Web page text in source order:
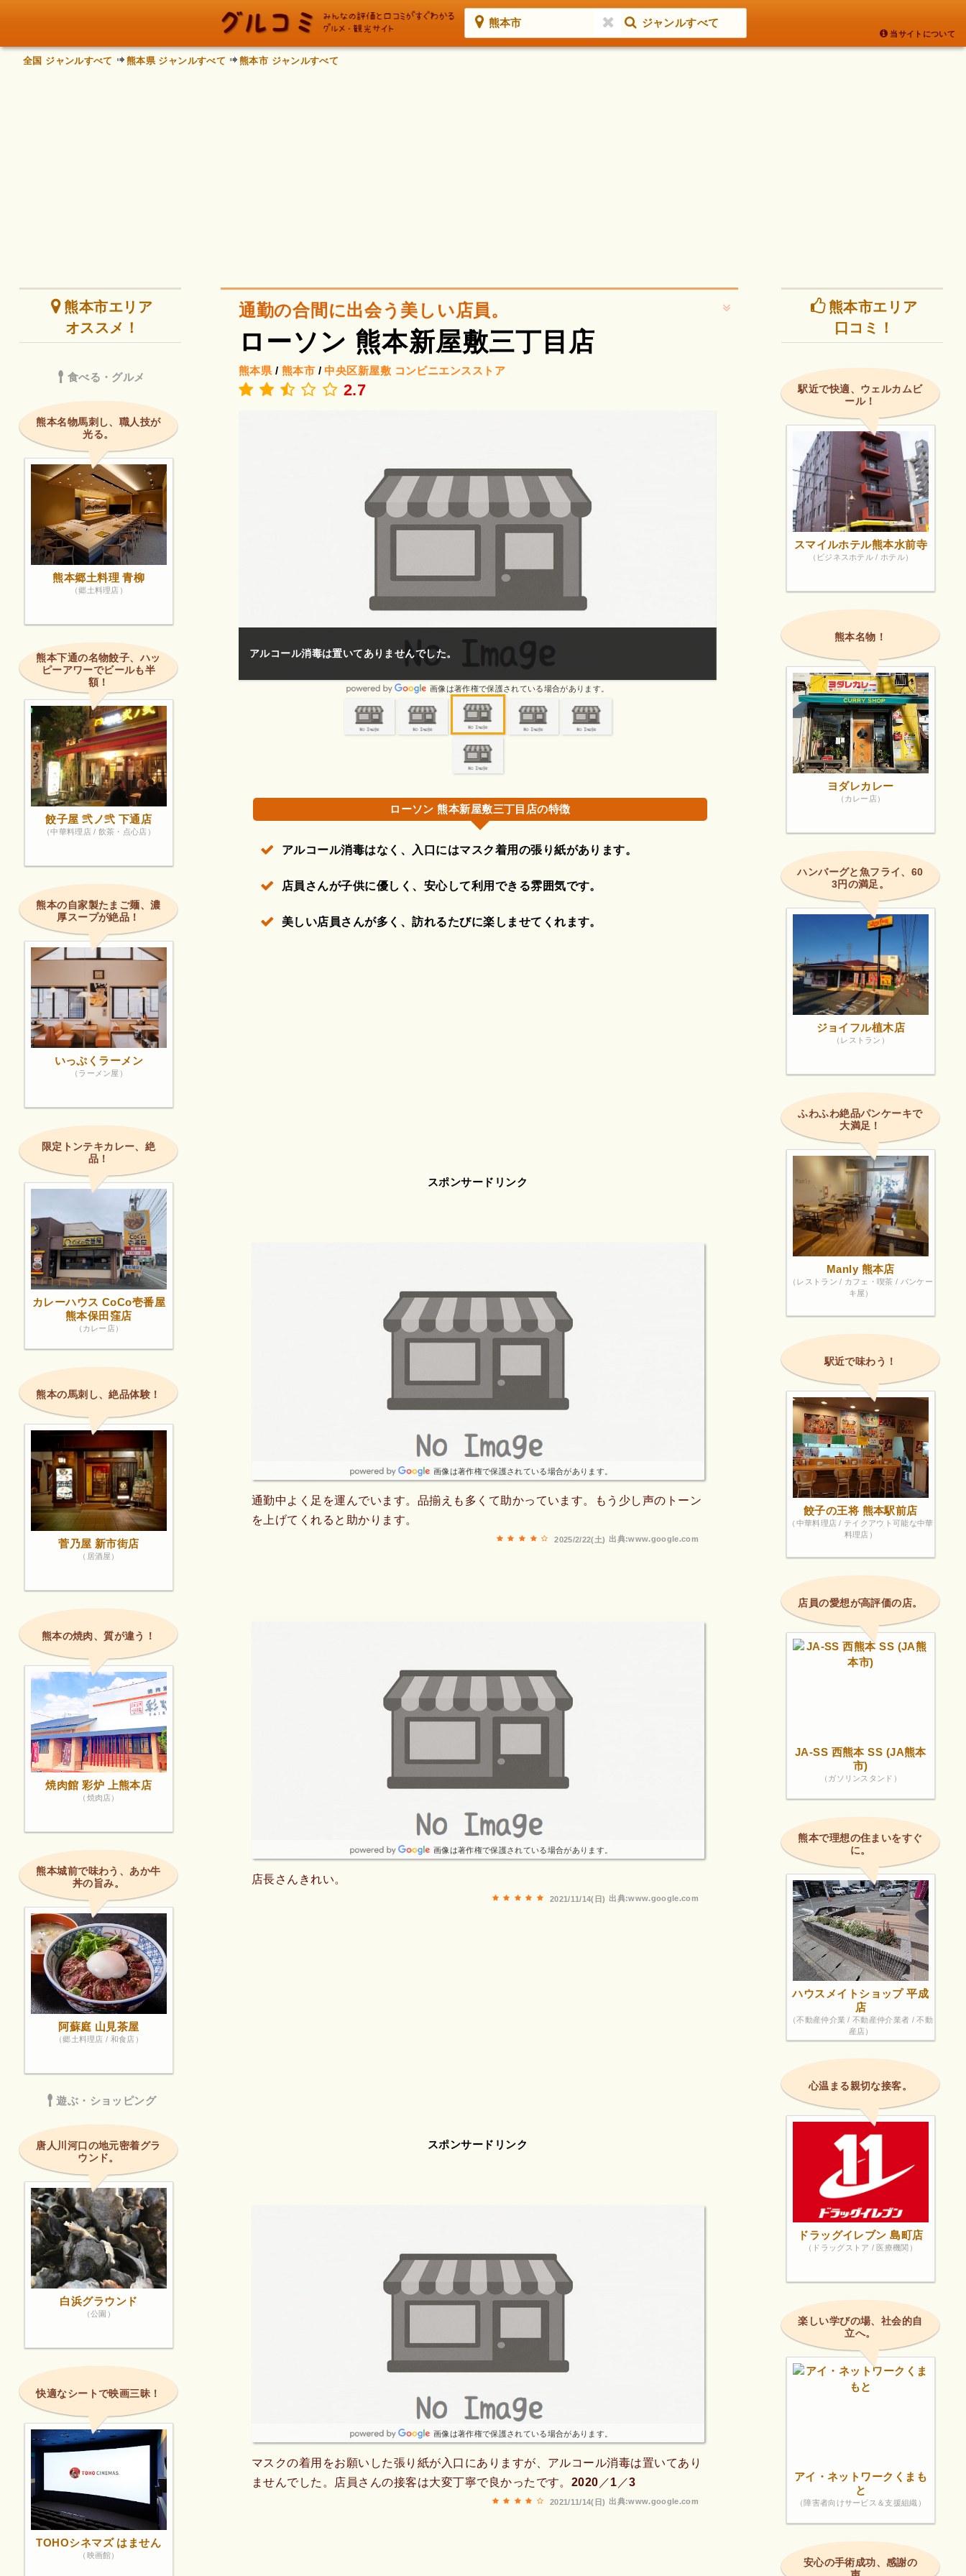
熊本市 ジャンルすべて
当サイトについて
全国 ジャンルすべて 熊本県 ジャンルすべて 熊本市 ジャンルすべて
通勤の合間に出会う美しい店員。
ローソン 熊本新屋敷三丁目店
熊本県 / 熊本市 /中央区新屋敷 コンビニエンスストア
2.7
保護されている場合があります。
アルコール消毒は置いてありませんでした。
画像は著作権で保護されている場合があります。
店員さんが子供に優しくしてくれた。
画像は著作権
ローソン 熊本新屋敷三丁目店の特徴
アルコール消毒はなく、入口にはマスク着用の張り紙があります。
店員さんが子供に優しく、安心して利用できる雰囲気です。
美しい店員さんが多く、訪れるたびに楽しませてくれます。
スポンサードリンク
画像は著作権で保護されている場合があります。
通勤中よく足を運んでいます。品揃えも多くて助かっています。もう少し声のトーン
を上げてくれると助かります。
出典:www.google.com
2025/2/22(土)
画像は著作権で保護されている場合があります。
店長さんきれい。
出典:www.google.com
2021/11/14(日)
スポンサードリンク
画像は著作権で保護されている場合があります。
マスクの着用をお願いした張り紙が入口にありますが、アルコール消毒は置いてあり
ませんでした。店員さんの接客は大変丁寧で良かったです。2020／1／3
出典:www.google.com
2021/11/14(日)
熊本市エリア
オススメ！
食べる・グルメ
熊本名物馬刺し、職人技が
光る。
熊本郷土料理 青柳
（郷土料理店）
熊本下通の名物餃子、ハッ
ピーアワーでビールも半
額！
餃子屋 弐ノ弐 下通店
（中華料理店 / 飲茶・点心店）
熊本の自家製たまご麺、濃
厚スープが絶品！
いっぷくラーメン
（ラーメン屋）
限定トンテキカレー、絶
品！
カレーハウス CoCo壱番屋
熊本保田窪店
（カレー店）
熊本の馬刺し、絶品体験！
菅乃屋 新市街店
（居酒屋）
熊本の焼肉、質が違う！
焼肉館 彩炉 上熊本店
（焼肉店）
熊本城前で味わう、あか牛
丼の旨み。
阿蘇庭 山見茶屋
（郷土料理店 / 和食店）
遊ぶ・ショッピング
唐人川河口の地元密着グラ
ウンド。
白浜グラウンド
（公園）
快適なシートで映画三昧！
TOHOシネマズ はません
（映画館）
熊本市エリア
口コミ！
駅近で快適、ウェルカムビ
ール！
スマイルホテル熊本水前寺
（ビジネスホテル / ホテル）
熊本名物！
ヨダレカレー
（カレー店）
ハンバーグと魚フライ、60
3円の満足。
ジョイフル植木店
（レストラン）
ふわふわ絶品パンケーキで
大満足！
Manly 熊本店
（レストラン / カフェ・喫茶 / パンケー
キ屋）
駅近で味わう！
餃子の王将 熊本駅前店
（中華料理店 / テイクアウト可能な中華
料理店）
店員の愛想が高評価の店。
JA-SS 西熊本 SS (JA熊本
市)
（ガソリンスタンド）
熊本で理想の住まいをすぐ
に。
ハウスメイトショップ 平成
店
（不動産仲介業 / 不動産仲介業者 / 不動
産店）
心温まる親切な接客。
ドラッグイレブン 島町店
（ドラッグストア / 医療機関）
楽しい学びの場、社会的自
立へ。
アイ・ネットワークくまも
と
（障害者向けサービス＆支援組織）
安心の手術成功、感謝の